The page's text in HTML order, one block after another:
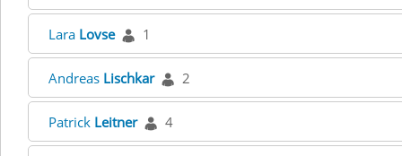
Lara Lovse 1
Andreas Lischkar 2
Patrick Leitner 4